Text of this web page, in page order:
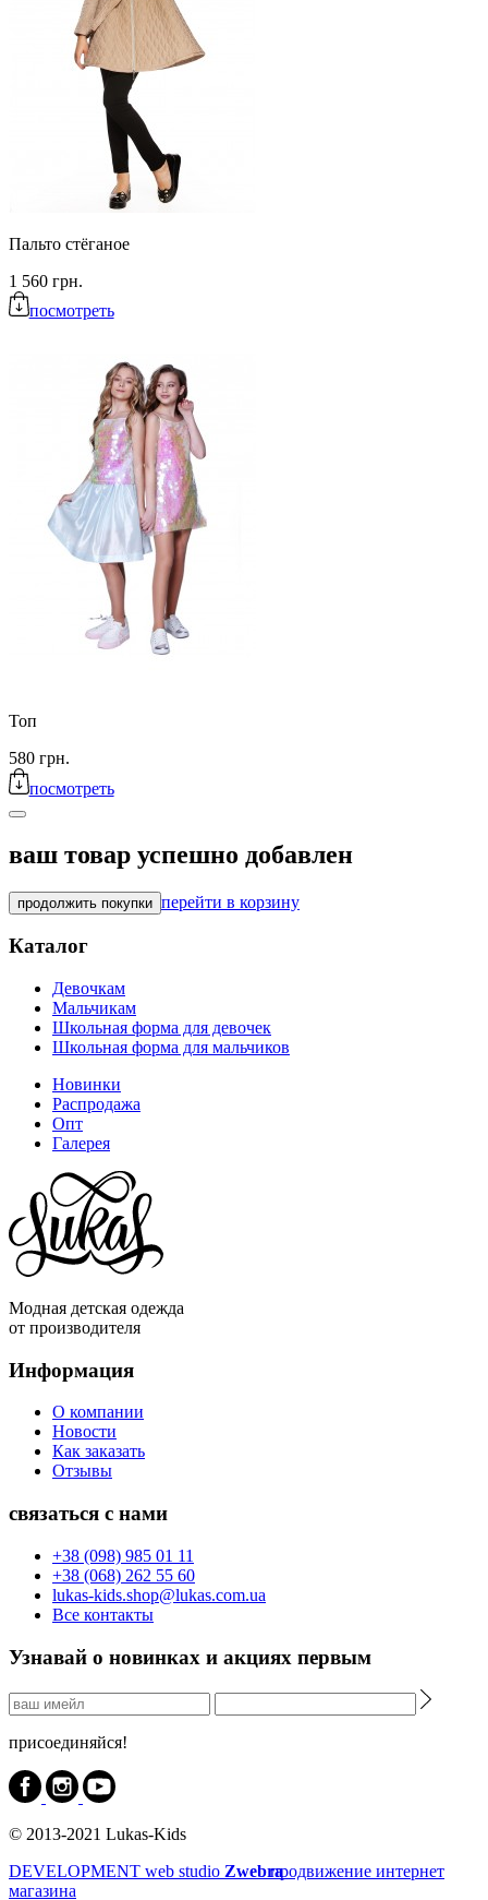
Пальто стёганое
1 560 грн.
посмотреть
Топ
580 грн.
посмотреть
ваш товар успешно добавлен
продолжить покупки перейти в корзину
Каталог
Девочкам
Мальчикам
Школьная форма для девочек
Школьная форма для мальчиков
Новинки
Распродажа
Опт
Галерея
Модная детская одежда
от производителя
Информация
О компании
Новости
Как заказать
Отзывы
связаться с нами
+38 (098) 985 01 11
+38 (068) 262 55 60
lukas-kids.shop@lukas.com.ua
Все контакты
Узнавай о новинках и акциях первым
присоединяйся!
© 2013-2021 Lukas-Kids
DEVELOPMENT web studio Zwebraпродвижение интернет
магазина